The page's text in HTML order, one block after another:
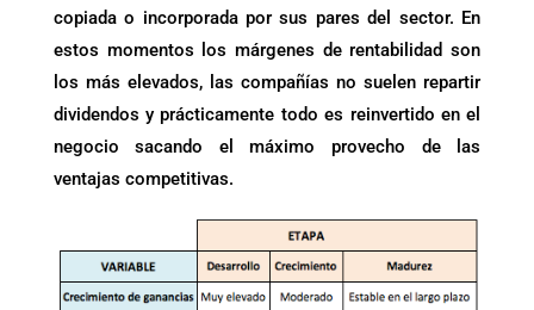
copiada o incorporada por sus pares del sector. En
estos momentos los márgenes de rentabilidad son
los más elevados, las compañías no suelen repartir
dividendos y prácticamente todo es reinvertido en el
negocio sacando el máximo provecho de las
ventajas competitivas.